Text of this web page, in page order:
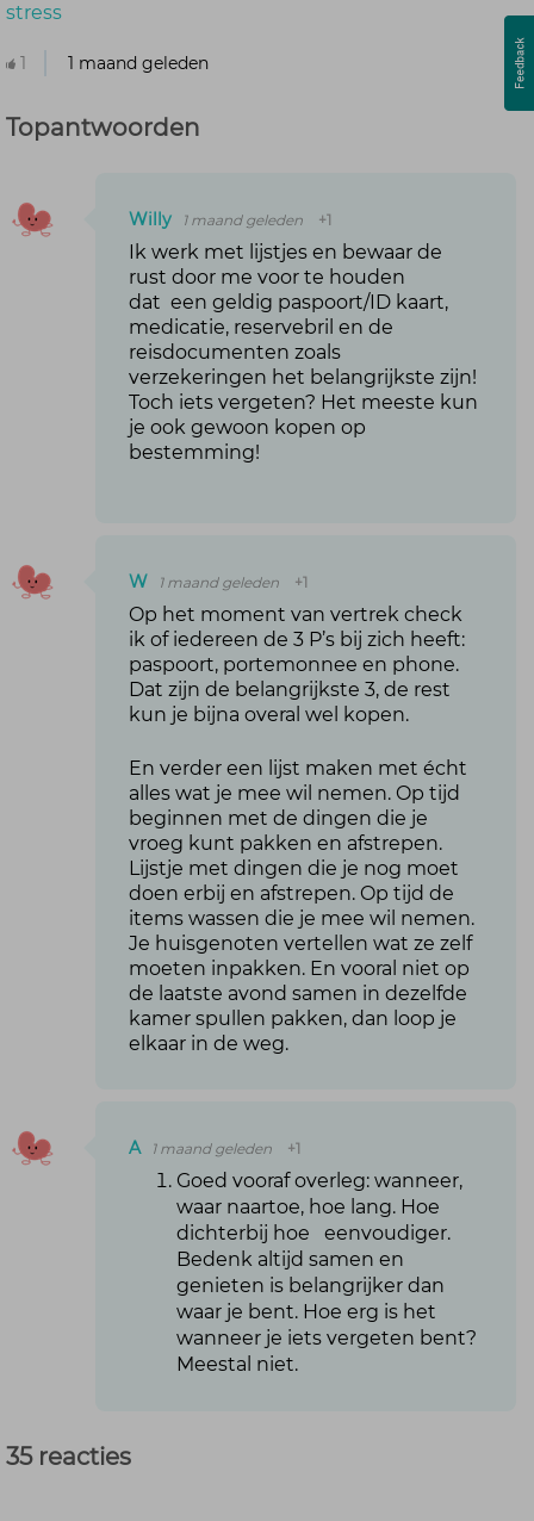
stress
1 1 maand geleden
Topantwoorden
Willy 1 maand geleden +1
Ik werk met lijstjes en bewaar de
rust door me voor te houden
dat een geldig paspoort/ID kaart,
medicatie, reservebril en de
reisdocumenten zoals
verzekeringen het belangrijkste zijn!
Toch iets vergeten? Het meeste kun
je ook gewoon kopen op
bestemming!
W 1 maand geleden +1
Op het moment van vertrek check
ik of iedereen de 3 P’s bij zich heeft:
paspoort, portemonnee en phone.
Dat zijn de belangrijkste 3, de rest
kun je bijna overal wel kopen.
En verder een lijst maken met écht
alles wat je mee wil nemen. Op tijd
beginnen met de dingen die je
vroeg kunt pakken en afstrepen.
Lijstje met dingen die je nog moet
doen erbij en afstrepen. Op tijd de
items wassen die je mee wil nemen.
Je huisgenoten vertellen wat ze zelf
moeten inpakken. En vooral niet op
de laatste avond samen in dezelfde
kamer spullen pakken, dan loop je
elkaar in de weg.
A 1 maand geleden +1
Goed vooraf overleg: wanneer,
waar naartoe, hoe lang. Hoe
dichterbij hoe eenvoudiger.
Bedenk altijd samen en
genieten is belangrijker dan
waar je bent. Hoe erg is het
wanneer je iets vergeten bent?
Meestal niet.
35 reacties